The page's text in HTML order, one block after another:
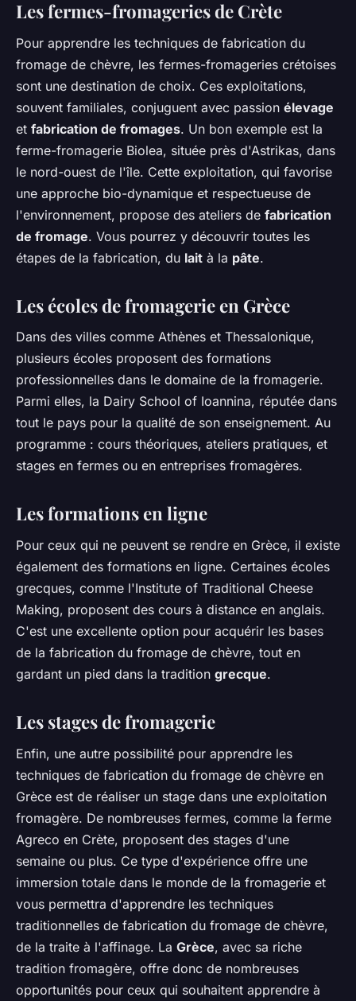
Les fermes-fromageries de Crète
Pour apprendre les techniques de fabrication du
fromage de chèvre, les fermes-fromageries crétoises
sont une destination de choix. Ces exploitations,
souvent familiales, conjuguent avec passion élevage
et fabrication de fromages. Un bon exemple est la
ferme-fromagerie Biolea, située près d'Astrikas, dans
le nord-ouest de l'île. Cette exploitation, qui favorise
une approche bio-dynamique et respectueuse de
l'environnement, propose des ateliers de fabrication
de fromage. Vous pourrez y découvrir toutes les
étapes de la fabrication, du lait à la pâte.
Les écoles de fromagerie en Grèce
Dans des villes comme Athènes et Thessalonique,
plusieurs écoles proposent des formations
professionnelles dans le domaine de la fromagerie.
Parmi elles, la Dairy School of Ioannina, réputée dans
tout le pays pour la qualité de son enseignement. Au
programme : cours théoriques, ateliers pratiques, et
stages en fermes ou en entreprises fromagères.
Les formations en ligne
Pour ceux qui ne peuvent se rendre en Grèce, il existe
également des formations en ligne. Certaines écoles
grecques, comme l'Institute of Traditional Cheese
Making, proposent des cours à distance en anglais.
C'est une excellente option pour acquérir les bases
de la fabrication du fromage de chèvre, tout en
gardant un pied dans la tradition grecque.
Les stages de fromagerie
Enfin, une autre possibilité pour apprendre les
techniques de fabrication du fromage de chèvre en
Grèce est de réaliser un stage dans une exploitation
fromagère. De nombreuses fermes, comme la ferme
Agreco en Crète, proposent des stages d'une
semaine ou plus. Ce type d'expérience offre une
immersion totale dans le monde de la fromagerie et
vous permettra d'apprendre les techniques
traditionnelles de fabrication du fromage de chèvre,
de la traite à l'affinage. La Grèce, avec sa riche
tradition fromagère, offre donc de nombreuses
opportunités pour ceux qui souhaitent apprendre à